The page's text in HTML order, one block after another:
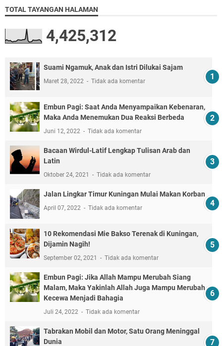
TOTAL TAYANGAN HALAMAN
4,425,312
Suami Ngamuk, Anak dan Istri Dilukai Sajam
Maret 28, 2022 Tidak ada komentar
Embun Pagi: Saat Anda Menyampaikan Kebenaran,
Maka Anda Menemukan Dua Reaksi Berbeda
Juni 12, 2022 Tidak ada komentar
Bacaan Wirdul-Latif Lengkap Tulisan Arab dan
Latin
Oktober 24, 2021 Tidak ada komentar
Jalan Lingkar Timur Kuningan Mulai Makan Korban
April 07, 2022 Tidak ada komentar
10 Rekomendasi Mie Bakso Terenak di Kuningan,
Dijamin Nagih!
September 02, 2021 Tidak ada komentar
Embun Pagi: Jika Allah Mampu Merubah Siang
Malam, Maka Yakinlah Allah Juga Mampu Merubah
Kecewa Menjadi Bahagia
Juli 24, 2022 Tidak ada komentar
Tabrakan Mobil dan Motor, Satu Orang Meninggal
Dunia